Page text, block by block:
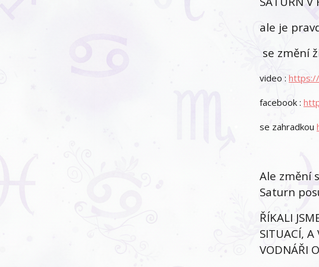
ale je
se změní
video : https://
facebook :
se zahradkou
Ale změní
Saturn
ŘÍKALI
SITUACÍ, A
VODNÁŘI